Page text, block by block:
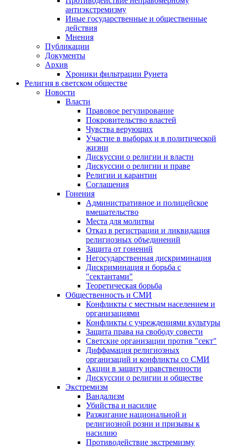
антиэкстремизму
Иные государственные и общественные
действия
Мнения
Публикации
Документы
Архив
Хроники фильтрации Рунета
Религия в светском обществе
Новости
Власти
Правовое регулирование
Покровительство властей
Чувства верующих
Участие в выборах и в политической
жизни
Дискуссии о религии и власти
Дискуссии о религии и праве
Религии и карантин
Соглашения
Гонения
Административное и полицейское
вмешательство
Места для молитвы
Отказ в регистрации и ликвидация
религиозных объединений
Защита от гонений
Негосударственная дискриминация
Дискриминация и борьба с
"сектантами"
Теоретическая борьба
Общественность и СМИ
Конфликты с местным населением и
организациями
Конфликты с учреждениями культуры
Защита права на свободу совести
Светские организации против "сект"
Диффамация религиозных
организаций и конфликты со СМИ
Акции в защиту нравственности
Дискуссии о религии и обществе
Экстремизм
Вандализм
Убийства и насилие
Разжигание национальной и
религиозной розни и призывы к
насилию
Противодействие экстремизму